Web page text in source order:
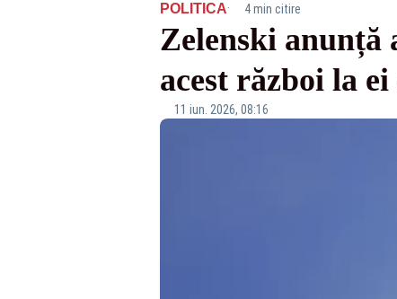
POLITICA· 4 min citire
Zelenski
acest război la ei
11 iun. 2026, 08:16